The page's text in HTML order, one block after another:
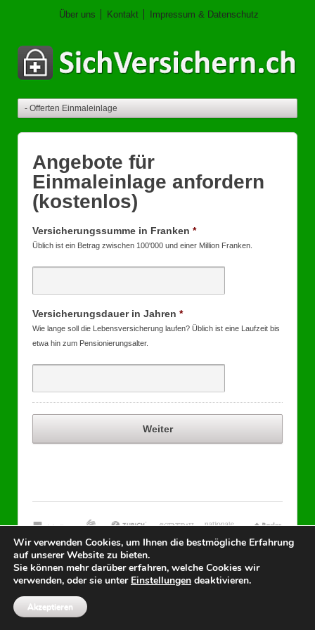
Über uns Kontakt Impressum & Datenschutz
Angebote für
Einmaleinlage anfordern
(kostenlos)
Versicherungssumme in Franken *
Üblich ist ein Betrag zwischen 100'000 und einer Million Franken.
Versicherungsdauer in Jahren *
Wie lange soll die Lebensversicherung laufen? Üblich ist eine Laufzeit bis
etwa hin zum Pensionierungsalter.
Wir verwenden Cookies, um Ihnen die bestmögliche Erfahrung
auf unserer Website zu bieten.
Sie können mehr darüber erfahren, welche Cookies wir
verwenden, oder sie unter Einstellungen deaktivieren.
Akzeptieren